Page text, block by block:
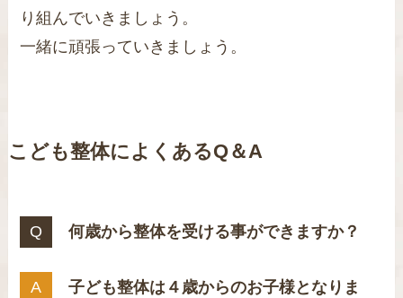
り組んでいきましょう。
一緒に頑張っていきましょう。
こども整体によくあるQ＆A
何歳から整体を受ける事ができますか？
子ども整体は４歳からのお子様となりま